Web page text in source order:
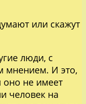
или скажут
люди, с
мнением. И это,
оно не имеет
человек на